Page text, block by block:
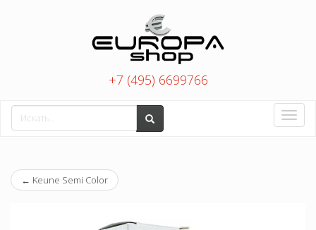
+7 (495) 6699766
Toggle
← Keune Semi Color